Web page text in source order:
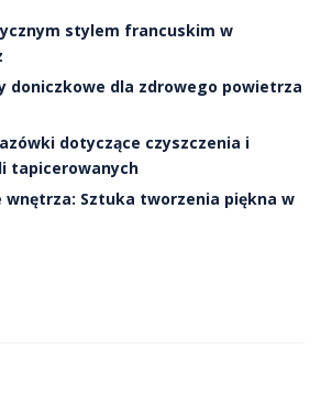
stylem francuskim w
doniczkowe dla zdrowego powietrza
dotyczące czyszczenia i
tapicerowanych
wnętrza: Sztuka tworzenia piękna w